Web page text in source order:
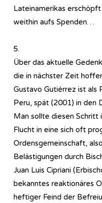
Lateinamerikas
weithin aufs Spenden…
5.
Über das aktuelle
die in nächster Zeit
Gustavo Gutiérrez ist als
Peru, spät (2001) in den
Man sollte diesen Schritt
Flucht in eine sich oft
Ordensgemeinschaft,
Belästigungen durch
Juan Luis Cipriani
bekanntes reaktionäres
heftiger Feind der